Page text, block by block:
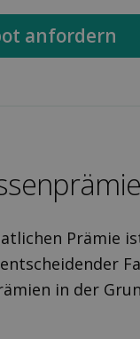
anfordern
Prämie
in der